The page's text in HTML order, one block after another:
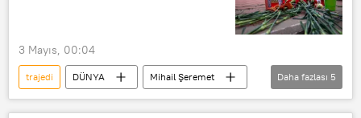
3 Mayıs, 00:04
trajedi DÜNYA
Mihail Şeremet
Rusya Devlet Duması
Kiev
Daha fazlası 5